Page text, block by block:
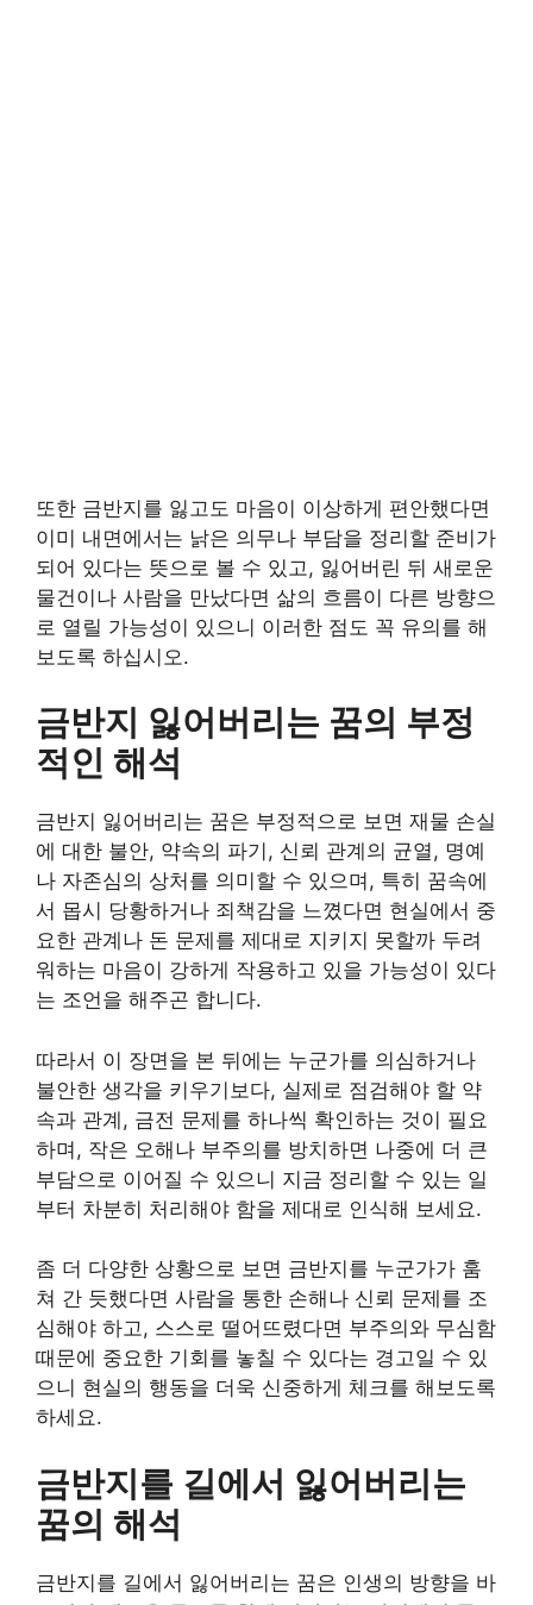
또한 금반지를 잃고도 마음이 이상하게 편안했다면
이미 내면에서는 낡은 의무나 부담을 정리할 준비가
되어 있다는 뜻으로 볼 수 있고, 잃어버린 뒤 새로운
물건이나 사람을 만났다면 삶의 흐름이 다른 방향으
로 열릴 가능성이 있으니 이러한 점도 꼭 유의를 해
보도록 하십시오.
금반지 잃어버리는 꿈의 부정
적인 해석
금반지 잃어버리는 꿈은 부정적으로 보면 재물 손실
에 대한 불안, 약속의 파기, 신뢰 관계의 균열, 명예
나 자존심의 상처를 의미할 수 있으며, 특히 꿈속에
서 몹시 당황하거나 죄책감을 느꼈다면 현실에서 중
요한 관계나 돈 문제를 제대로 지키지 못할까 두려
워하는 마음이 강하게 작용하고 있을 가능성이 있다
는 조언을 해주곤 합니다.
따라서 이 장면을 본 뒤에는 누군가를 의심하거나
불안한 생각을 키우기보다, 실제로 점검해야 할 약
속과 관계, 금전 문제를 하나씩 확인하는 것이 필요
하며, 작은 오해나 부주의를 방치하면 나중에 더 큰
부담으로 이어질 수 있으니 지금 정리할 수 있는 일
부터 차분히 처리해야 함을 제대로 인식해 보세요.
좀 더 다양한 상황으로 보면 금반지를 누군가가 훔
쳐 간 듯했다면 사람을 통한 손해나 신뢰 문제를 조
심해야 하고, 스스로 떨어뜨렸다면 부주의와 무심함
때문에 중요한 기회를 놓칠 수 있다는 경고일 수 있
으니 현실의 행동을 더욱 신중하게 체크를 해보도록
하세요.
금반지를 길에서 잃어버리는
꿈의 해석
금반지를 길에서 잃어버리는 꿈은 인생의 방향을 바